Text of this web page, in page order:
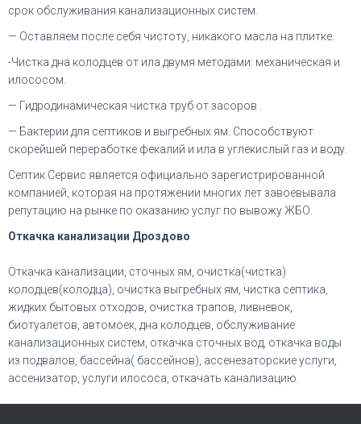
срок обслуживания канализационных систем.
— Оставляем после себя чистоту, никакого масла на плитке.
-Чистка дна колодцев от ила двумя методами: механическая и
илососом.
— Гидродинамическая чистка труб от засоров .
— Бактерии для септиков и выгребных ям. Способствуют
скорейшей переработке фекалий и ила в углекислый газ и воду.
Септик Сервис является официально зарегистрированной
компанией, которая на протяжении многих лет завоевывала
репутацию на рынке по оказанию услуг по вывожу ЖБО.
Откачка канализации Дроздово
Откачка канализации, сточных ям, очистка(чистка)
колодцев(колодца), очистка выгребных ям, чистка септика,
жидких бытовых отходов, очистка трапов, ливневок,
биотуалетов, автомоек, дна колодцев, обслуживание
канализационных систем, откачка сточных вод, откачка воды
из подвалов, бассейна( бассейнов), ассенезаторские услуги,
ассенизатор, услуги илососа, откачать канализацию.